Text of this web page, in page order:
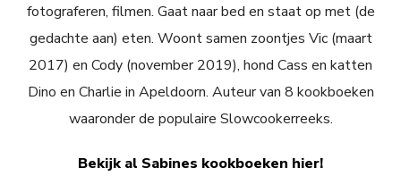
fotograferen, filmen. Gaat naar bed en staat op met (de
gedachte aan) eten. Woont samen zoontjes Vic (maart
2017) en Cody (november 2019), hond Cass en katten
Dino en Charlie in Apeldoorn. Auteur van 8 kookboeken
waaronder de populaire Slowcookerreeks.
Bekijk al Sabines kookboeken hier!